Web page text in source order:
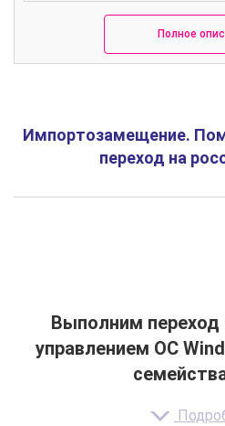
Полное
Импортозамещение.
переход на
Выполним переход
управлением ОС